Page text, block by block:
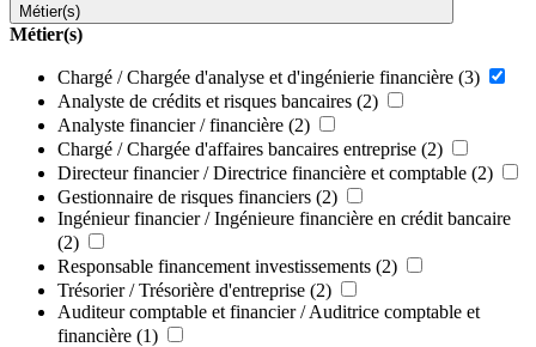
Métier(s)
Métier(s)
Chargé / Chargée d'analyse et d'ingénierie financière (3)
Analyste de crédits et risques bancaires (2)
Analyste financier / financière (2)
Chargé / Chargée d'affaires bancaires entreprise (2)
Directeur financier / Directrice financière et comptable (2)
Gestionnaire de risques financiers (2)
Ingénieur financier / Ingénieure financière en crédit bancaire
(2)
Responsable financement investissements (2)
Trésorier / Trésorière d'entreprise (2)
Auditeur comptable et financier / Auditrice comptable et
financière (1)